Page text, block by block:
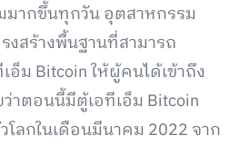
ากขึ้นทุกวัน อุตสาหกรรม
งสร้างพื้นฐานที่สามารถ
อ็ม Bitcoin ให้ผู้คนได้เข้าถึง
ว่าตอนนี้มีตู้เอทีเอ็ม Bitcoin
ลกในเดือนมีนาคม 2022 จาก